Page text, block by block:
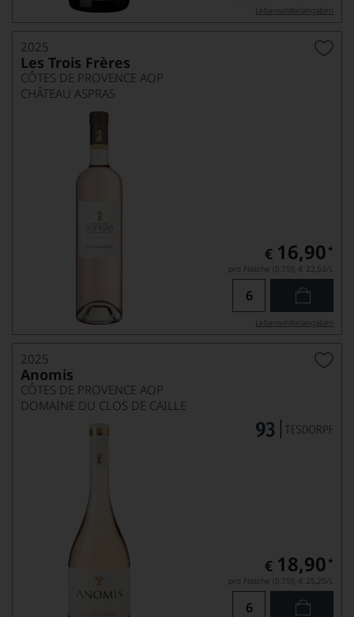
Lebensmittel­angaben
2025
Les Trois Frères
CÔTES DE PROVENCE AOP
CHÂTEAU ASPRAS
€ 16,90 *
pro Flasche (0.75l), € 22,53/L
Lebensmittel­angaben
2025
Anomis
CÔTES DE PROVENCE AOP
DOMAINE DU CLOS DE CAILLE
€ 18,90 *
pro Flasche (0.75l), € 25,20/L